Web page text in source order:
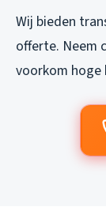
Wij bieden
offerte. Neem
voorkom hoge